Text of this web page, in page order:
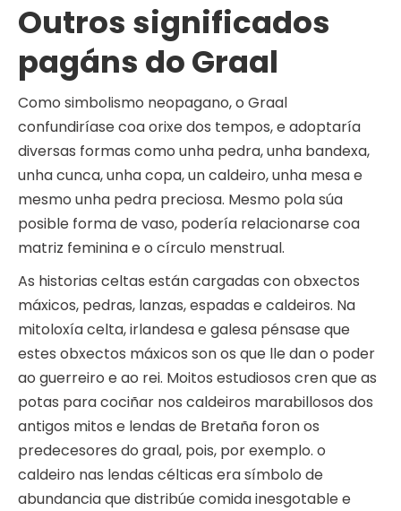
Outros significados
pagáns do Graal
Como simbolismo neopagano, o Graal
confundiríase coa orixe dos tempos, e adoptaría
diversas formas como unha pedra, unha bandexa,
unha cunca, unha copa, un caldeiro, unha mesa e
mesmo unha pedra preciosa. Mesmo pola súa
posible forma de vaso, podería relacionarse coa
matriz feminina e o círculo menstrual.
As historias celtas están cargadas con obxectos
máxicos, pedras, lanzas, espadas e caldeiros. Na
mitoloxía celta, irlandesa e galesa pénsase que
estes obxectos máxicos son os que lle dan o poder
ao guerreiro e ao rei. Moitos estudiosos cren que as
potas para cociñar nos caldeiros marabillosos dos
antigos mitos e lendas de Bretaña foron os
predecesores do graal, pois, por exemplo. o
caldeiro nas lendas célticas era símbolo de
abundancia que distribúe comida inesgotable e